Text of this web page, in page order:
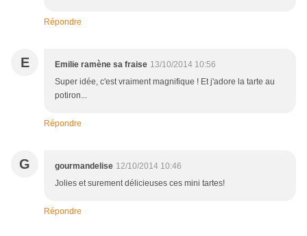
Répondre
E Emilie ramène sa fraise 13/10/2014 10:56
Super idée, c'est vraiment magnifique ! Et j'adore la tarte au
potiron...
Répondre
G gourmandelise 12/10/2014 10:46
Jolies et surement délicieuses ces mini tartes!
Répondre